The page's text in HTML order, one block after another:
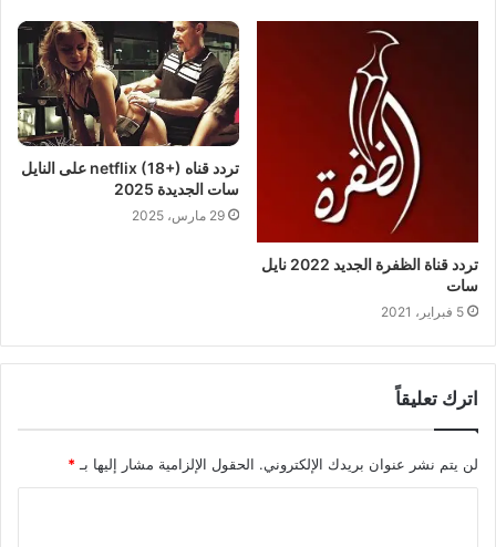
تردد قناة الظفرة الجديد 2022 نايل
سات
5 فبراير، 2021
تردد قناه netflix (18+) على النايل
سات الجديدة 2025
29 مارس، 2025
اترك تعليقاً
لن يتم نشر عنوان بريدك الإلكتروني. الحقول الإلزامية مشار إليها بـ *